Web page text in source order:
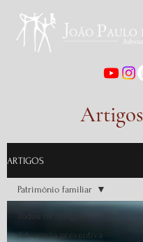
Artigos
ARTIGOS
Advocacia preventiva
Patrimônio familiar